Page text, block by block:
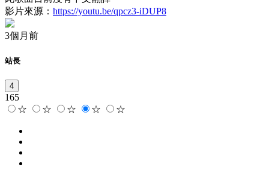
影片來源： https://youtu.be/qpcz3-iDUP8
3個月前
站長
4
165
☆
☆ ☆ ☆ ☆